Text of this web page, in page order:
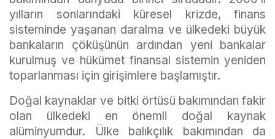
yılların sonlarındaki küresel krizde, finans
sisteminde yaşanan daralma ve ülkedeki büyük
bankaların çöküşünün ardından yeni bankalar
kurulmuş ve hükümet finansal sistemin yeniden
toparlanması için girişimlere başlamıştır.
Doğal kaynaklar ve bitki örtüsü bakımından fakir
olan ülkedeki en önemli doğal kaynak
alüminyumdur. Ülke balıkçılık bakımından da